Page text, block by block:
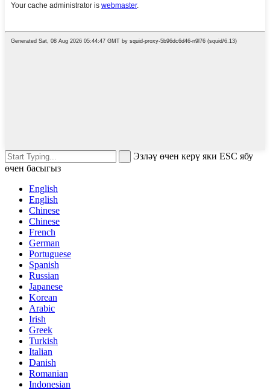
Эзләү өчен керү яки ESC ябу
өчен басыгыз
English
English
Chinese
Chinese
French
German
Portuguese
Spanish
Russian
Japanese
Korean
Arabic
Irish
Greek
Turkish
Italian
Danish
Romanian
Indonesian